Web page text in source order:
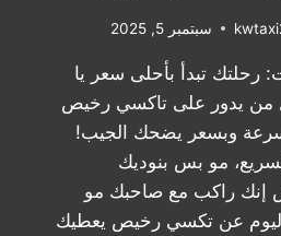
سبتمبر 5, 2025
تبدأ بأحلى سعر يا
من يدور على تاكسي رخيص
وبسعر يضحك الجيب!
مو بس بنوديك
إنك راكب مع صاحبك مو
عن تكسي رخيص يعطيك